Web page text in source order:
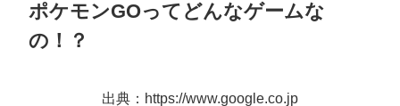
ポケモンGOってどんなゲームな
の！？
出典：https://www.google.co.jp